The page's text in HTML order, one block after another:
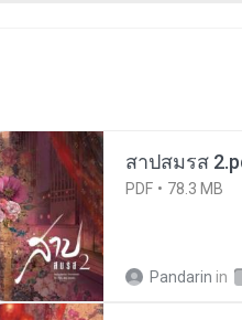
สาปสมรส
PDF 78.3 MB
Pandarin in